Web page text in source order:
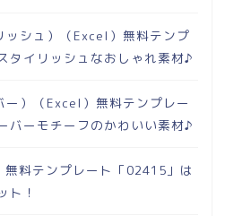
ッシュ）（Excel）無料テンプ
タイリッシュなおしゃれ素材♪
ー）（Excel）無料テンプレー
バーモチーフのかわいい素材♪
料テンプレート「02415」は
ト！